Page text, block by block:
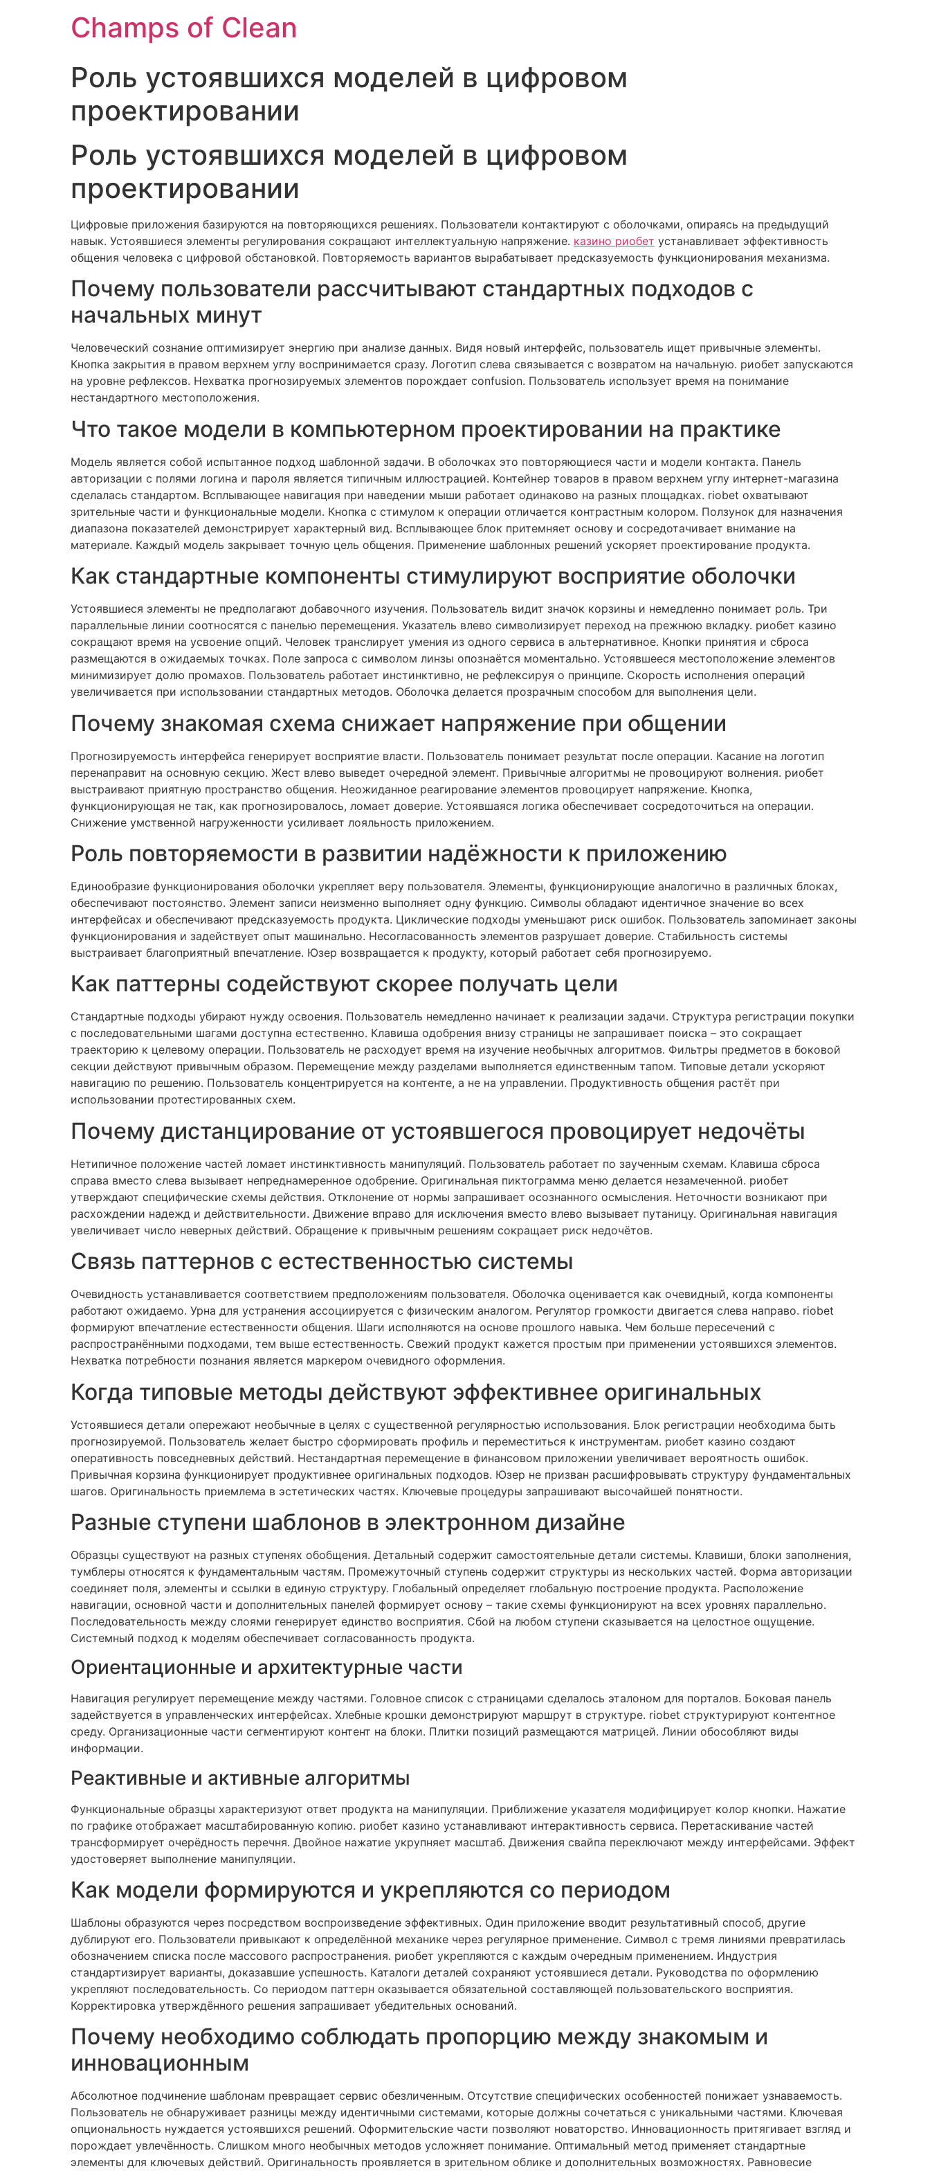
Champs of Clean
Роль устоявшихся моделей в цифровом
проектировании
Роль устоявшихся моделей в цифровом
проектировании
Цифровые приложения базируются на повторяющихся решениях. Пользователи контактируют с оболочками, опираясь на предыдущий
навык. Устоявшиеся элементы регулирования сокращают интеллектуальную напряжение. казино риобет устанавливает эффективность
общения человека с цифровой обстановкой. Повторяемость вариантов вырабатывает предсказуемость функционирования механизма.
Почему пользователи рассчитывают стандартных подходов с
начальных минут
Человеческий сознание оптимизирует энергию при анализе данных. Видя новый интерфейс, пользователь ищет привычные элементы.
Кнопка закрытия в правом верхнем углу воспринимается сразу. Логотип слева связывается с возвратом на начальную. риобет запускаются
на уровне рефлексов. Нехватка прогнозируемых элементов порождает confusion. Пользователь использует время на понимание
нестандартного местоположения.
Что такое модели в компьютерном проектировании на практике
Модель является собой испытанное подход шаблонной задачи. В оболочках это повторяющиеся части и модели контакта. Панель
авторизации с полями логина и пароля является типичным иллюстрацией. Контейнер товаров в правом верхнем углу интернет-магазина
сделалась стандартом. Всплывающее навигация при наведении мыши работает одинаково на разных площадках. riobet охватывают
зрительные части и функциональные модели. Кнопка с стимулом к операции отличается контрастным колором. Ползунок для назначения
диапазона показателей демонстрирует характерный вид. Всплывающее блок притемняет основу и сосредотачивает внимание на
материале. Каждый модель закрывает точную цель общения. Применение шаблонных решений ускоряет проектирование продукта.
Как стандартные компоненты стимулируют восприятие оболочки
Устоявшиеся элементы не предполагают добавочного изучения. Пользователь видит значок корзины и немедленно понимает роль. Три
параллельные линии соотносятся с панелью перемещения. Указатель влево символизирует переход на прежнюю вкладку. риобет казино
сокращают время на усвоение опций. Человек транслирует умения из одного сервиса в альтернативное. Кнопки принятия и сброса
размещаются в ожидаемых точках. Поле запроса с символом линзы опознаётся моментально. Устоявшееся местоположение элементов
минимизирует долю промахов. Пользователь работает инстинктивно, не рефлексируя о принципе. Скорость исполнения операций
увеличивается при использовании стандартных методов. Оболочка делается прозрачным способом для выполнения цели.
Почему знакомая схема снижает напряжение при общении
Прогнозируемость интерфейса генерирует восприятие власти. Пользователь понимает результат после операции. Касание на логотип
перенаправит на основную секцию. Жест влево выведет очередной элемент. Привычные алгоритмы не провоцируют волнения. риобет
выстраивают приятную пространство общения. Неожиданное реагирование элементов провоцирует напряжение. Кнопка,
функционирующая не так, как прогнозировалось, ломает доверие. Устоявшаяся логика обеспечивает сосредоточиться на операции.
Снижение умственной нагруженности усиливает лояльность приложением.
Роль повторяемости в развитии надёжности к приложению
Единообразие функционирования оболочки укрепляет веру пользователя. Элементы, функционирующие аналогично в различных блоках,
обеспечивают постоянство. Элемент записи неизменно выполняет одну функцию. Символы обладают идентичное значение во всех
интерфейсах и обеспечивают предсказуемость продукта. Циклические подходы уменьшают риск ошибок. Пользователь запоминает законы
функционирования и задействует опыт машинально. Несогласованность элементов разрушает доверие. Стабильность системы
выстраивает благоприятный впечатление. Юзер возвращается к продукту, который работает себя прогнозируемо.
Как паттерны содействуют скорее получать цели
Стандартные подходы убирают нужду освоения. Пользователь немедленно начинает к реализации задачи. Структура регистрации покупки
с последовательными шагами доступна естественно. Клавиша одобрения внизу страницы не запрашивает поиска – это сокращает
траекторию к целевому операции. Пользователь не расходует время на изучение необычных алгоритмов. Фильтры предметов в боковой
секции действуют привычным образом. Перемещение между разделами выполняется единственным тапом. Типовые детали ускоряют
навигацию по решению. Пользователь концентрируется на контенте, а не на управлении. Продуктивность общения растёт при
использовании протестированных схем.
Почему дистанцирование от устоявшегося провоцирует недочёты
Нетипичное положение частей ломает инстинктивность манипуляций. Пользователь работает по заученным схемам. Клавиша сброса
справа вместо слева вызывает непреднамеренное одобрение. Оригинальная пиктограмма меню делается незамеченной. риобет
утверждают специфические схемы действия. Отклонение от нормы запрашивает осознанного осмысления. Неточности возникают при
расхождении надежд и действительности. Движение вправо для исключения вместо влево вызывает путаницу. Оригинальная навигация
увеличивает число неверных действий. Обращение к привычным решениям сокращает риск недочётов.
Связь паттернов с естественностью системы
Очевидность устанавливается соответствием предположениям пользователя. Оболочка оценивается как очевидный, когда компоненты
работают ожидаемо. Урна для устранения ассоциируется с физическим аналогом. Регулятор громкости двигается слева направо. riobet
формируют впечатление естественности общения. Шаги исполняются на основе прошлого навыка. Чем больше пересечений с
распространёнными подходами, тем выше естественность. Свежий продукт кажется простым при применении устоявшихся элементов.
Нехватка потребности познания является маркером очевидного оформления.
Когда типовые методы действуют эффективнее оригинальных
Устоявшиеся детали опережают необычные в целях с существенной регулярностью использования. Блок регистрации необходима быть
прогнозируемой. Пользователь желает быстро сформировать профиль и переместиться к инструментам. риобет казино создают
оперативность повседневных действий. Нестандартная перемещение в финансовом приложении увеличивает вероятность ошибок.
Привычная корзина функционирует продуктивнее оригинальных подходов. Юзер не призван расшифровывать структуру фундаментальных
шагов. Оригинальность приемлема в эстетических частях. Ключевые процедуры запрашивают высочайшей понятности.
Разные ступени шаблонов в электронном дизайне
Образцы существуют на разных ступенях обобщения. Детальный содержит самостоятельные детали системы. Клавиши, блоки заполнения,
тумблеры относятся к фундаментальным частям. Промежуточный ступень содержит структуры из нескольких частей. Форма авторизации
соединяет поля, элементы и ссылки в единую структуру. Глобальный определяет глобальную построение продукта. Расположение
навигации, основной части и дополнительных панелей формирует основу – такие схемы функционируют на всех уровнях параллельно.
Последовательность между слоями генерирует единство восприятия. Сбой на любом ступени сказывается на целостное ощущение.
Системный подход к моделям обеспечивает согласованность продукта.
Ориентационные и архитектурные части
Навигация регулирует перемещение между частями. Головное список с страницами сделалось эталоном для порталов. Боковая панель
задействуется в управленческих интерфейсах. Хлебные крошки демонстрируют маршрут в структуре. riobet структурируют контентное
среду. Организационные части сегментируют контент на блоки. Плитки позиций размещаются матрицей. Линии обособляют виды
информации.
Реактивные и активные алгоритмы
Функциональные образцы характеризуют ответ продукта на манипуляции. Приближение указателя модифицирует колор кнопки. Нажатие
по графике отображает масштабированную копию. риобет казино устанавливают интерактивность сервиса. Перетаскивание частей
трансформирует очерёдность перечня. Двойное нажатие укрупняет масштаб. Движения свайпа переключают между интерфейсами. Эффект
удостоверяет выполнение манипуляции.
Как модели формируются и укрепляются со периодом
Шаблоны образуются через посредством воспроизведение эффективных. Один приложение вводит результативный способ, другие
дублируют его. Пользователи привыкают к определённой механике через регулярное применение. Символ с тремя линиями превратилась
обозначением списка после массового распространения. риобет укрепляются с каждым очередным применением. Индустрия
стандартизирует варианты, доказавшие успешность. Каталоги деталей сохраняют устоявшиеся детали. Руководства по оформлению
укрепляют последовательность. Со периодом паттерн оказывается обязательной составляющей пользовательского восприятия.
Корректировка утверждённого решения запрашивает убедительных оснований.
Почему необходимо соблюдать пропорцию между знакомым и
инновационным
Абсолютное подчинение шаблонам превращает сервис обезличенным. Отсутствие специфических особенностей понижает узнаваемость.
Пользователь не обнаруживает разницы между идентичными системами, которые должны сочетаться с уникальными частями. Ключевая
опциональность нуждается устоявшихся решений. Оформительские части позволяют новаторство. Инновационность притягивает взгляд и
порождает увлечённость. Слишком много необычных методов усложняет понимание. Оптимальный метод применяет стандартные
элементы для ключевых действий. Оригинальность проявляется в зрительном облике и дополнительных возможностях. Равновесие